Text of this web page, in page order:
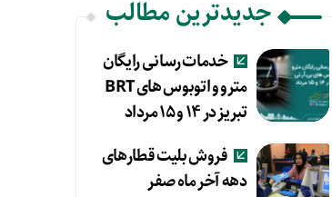
جدیدترین مطالب
خدمات رسانی رایگان
مترو و اتوبوس های BRT
تبریز در ۱۴ و ۱۵ مرداد
فروش بلیت قطارهای
دهه آخر ماه صفر